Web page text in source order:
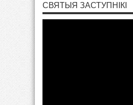
СВЯТЫЯ ЗАСТУПНІКІ